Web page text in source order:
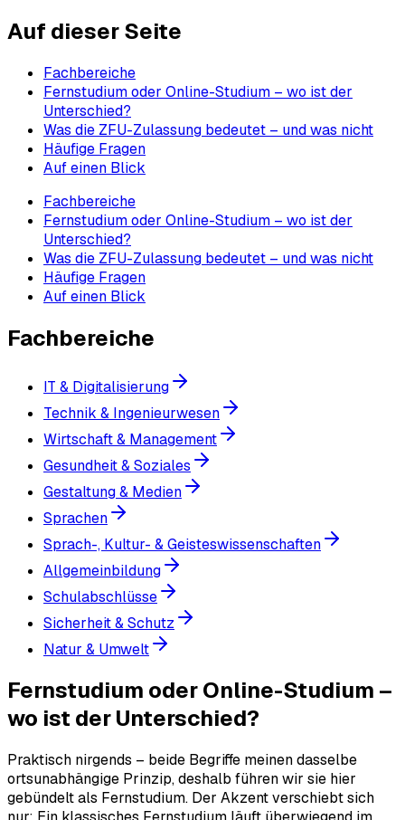
Auf dieser Seite
Fachbereiche
Fernstudium oder Online-Studium – wo ist der
Unterschied?
Was die ZFU-Zulassung bedeutet – und was nicht
Häufige Fragen
Auf einen Blick
Fachbereiche
Fernstudium oder Online-Studium – wo ist der
Unterschied?
Was die ZFU-Zulassung bedeutet – und was nicht
Häufige Fragen
Auf einen Blick
Fachbereiche
IT & Digitalisierung
Technik & Ingenieurwesen
Wirtschaft & Management
Gesundheit & Soziales
Gestaltung & Medien
Sprachen
Sprach-, Kultur- & Geisteswissenschaften
Allgemeinbildung
Schulabschlüsse
Sicherheit & Schutz
Natur & Umwelt
Fernstudium oder Online-Studium –
wo ist der Unterschied?
Praktisch nirgends – beide Begriffe meinen dasselbe
ortsunabhängige Prinzip, deshalb führen wir sie hier
gebündelt als Fernstudium. Der Akzent verschiebt sich